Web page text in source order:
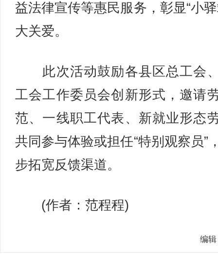
益法律宣传等惠民服务，彰显“小
大关爱。
此次活动鼓励各县区总工会
工会工作委员会创新形式，邀请
范、一线职工代表、新就业形态
共同参与体验或担任“特别观察员”
步拓宽反馈渠道。
(作者：范程程)
编